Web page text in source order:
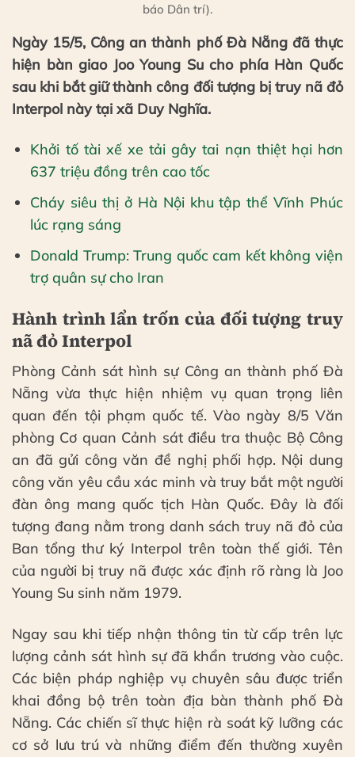
báo Dân trí).
Ngày 15/5, Công an thành phố Đà Nẵng đã thực
hiện bàn giao Joo Young Su cho phía Hàn Quốc
sau khi bắt giữ thành công đối tượng bị truy nã đỏ
Interpol này tại xã Duy Nghĩa.
Khởi tố tài xế xe tải gây tai nạn thiệt hại hơn
637 triệu đồng trên cao tốc
Cháy siêu thị ở Hà Nội khu tập thể Vĩnh Phúc
lúc rạng sáng
Donald Trump: Trung quốc cam kết không viện
trợ quân sự cho Iran
Hành trình lẩn trốn của đối tượng truy
nã đỏ Interpol
Phòng Cảnh sát hình sự Công an thành phố Đà
Nẵng vừa thực hiện nhiệm vụ quan trọng liên
quan đến tội phạm quốc tế. Vào ngày 8/5 Văn
phòng Cơ quan Cảnh sát điều tra thuộc Bộ Công
an đã gửi công văn đề nghị phối hợp. Nội dung
công văn yêu cầu xác minh và truy bắt một người
đàn ông mang quốc tịch Hàn Quốc. Đây là đối
tượng đang nằm trong danh sách truy nã đỏ của
Ban tổng thư ký Interpol trên toàn thế giới. Tên
của người bị truy nã được xác định rõ ràng là Joo
Young Su sinh năm 1979.
Ngay sau khi tiếp nhận thông tin từ cấp trên lực
lượng cảnh sát hình sự đã khẩn trương vào cuộc.
Các biện pháp nghiệp vụ chuyên sâu được triển
khai đồng bộ trên toàn địa bàn thành phố Đà
Nẵng. Các chiến sĩ thực hiện rà soát kỹ lưỡng các
cơ sở lưu trú và những điểm đến thường xuyên